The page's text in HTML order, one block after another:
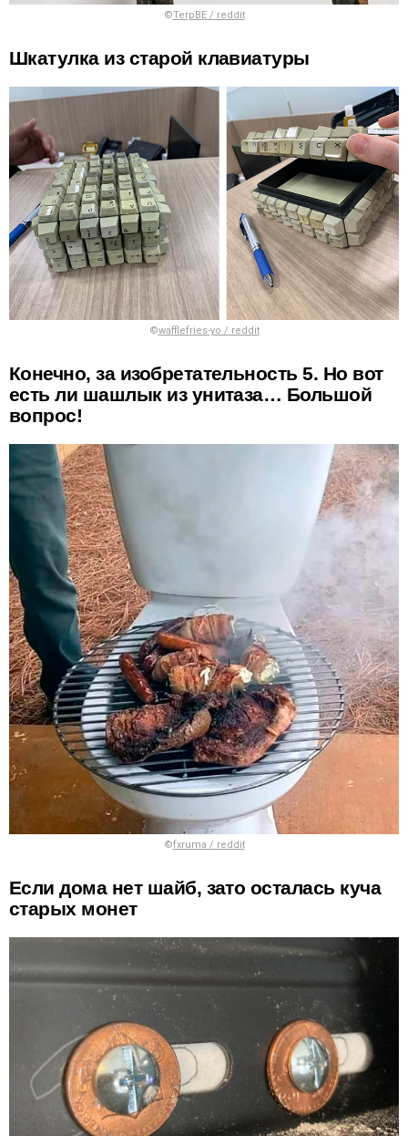
©TerpBE / reddit
Шкатулка из старой клавиатуры
©wafflefries-yo / reddit
Конечно, за изобретательность 5. Но вот
есть ли шашлык из унитаза… Большой
вопрос!
©fxruma / reddit
Если дома нет шайб, зато осталась куча
старых монет